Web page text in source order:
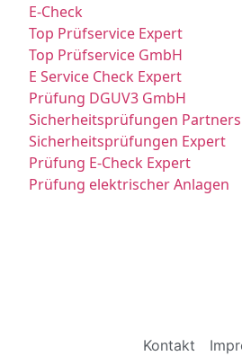
E-Check
Top Prüfservice Expert
Top Prüfservice GmbH
E Service Check Expert
Prüfung DGUV3 GmbH
Sicherheitsprüfungen Partners
Sicherheitsprüfungen Expert
Prüfung E-Check Expert
Prüfung elektrischer Anlagen
Kontakt